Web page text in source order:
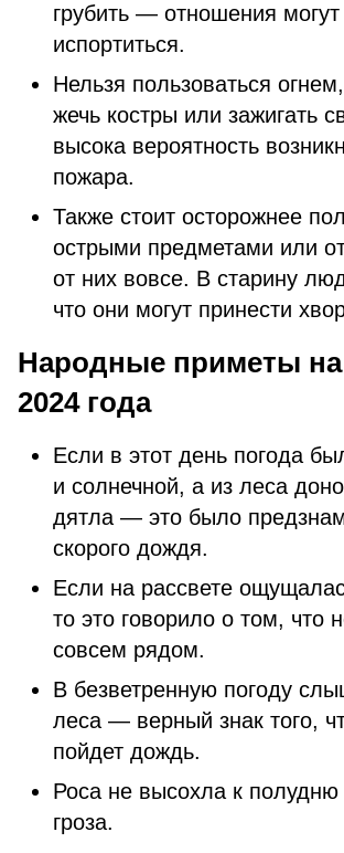
грубить — отношения могут
испортиться.
Нельзя пользоваться
жечь костры или зажигать
высока вероятность
пожара.
Также стоит осторожнее
острыми предметами или
от них вовсе. В старину
что они могут принести
Народные приметы
2024 года
Если в этот день погода
и солнечной, а из леса
дятла — это было
скорого дождя.
Если на рассвете
то это говорило о том, что
совсем рядом.
В безветренную погоду
леса — верный знак того,
пойдет дождь.
Роса не высохла к
гроза.